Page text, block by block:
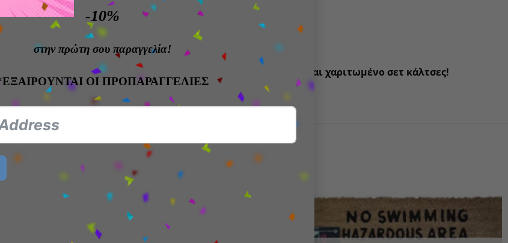
-10%
στην πρώτη σου παραγγελία!
ΟΙ ΠΡΟΠΑΡΑΓΓΕΛΙΕΣ
με ελαστικότητα για τέλεια προσαρμογή
casual και αθλητική χρήση
μαγεία Disney στην καθημερινότητά σου με αυτό το πρακτικό και χαριτωμένο σετ κάλτσες!
Add to
Add to